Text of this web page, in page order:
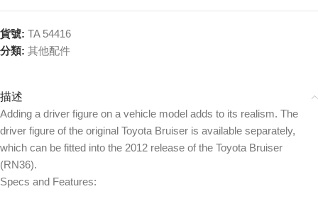
貨號: TA 54416
分類: 其他配件
描述
Adding a driver figure on a vehicle model adds to its realism. The
driver figure of the original Toyota Bruiser is available separately,
which can be fitted into the 2012 release of the Toyota Bruiser
(RN36).
Specs and Features: